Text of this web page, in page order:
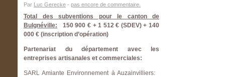
Par Luc Gerecke - pas encore de commentaire.
Total des subventions pour le canton de
Bulgnéville: 150 900 € + 1 512 € (SDEV) + 140
000 € (inscription d’opération)
Partenariat du département avec les
entreprises artisanales et commerciales:
SARL Amiante Environnement à Auzainvilliers: